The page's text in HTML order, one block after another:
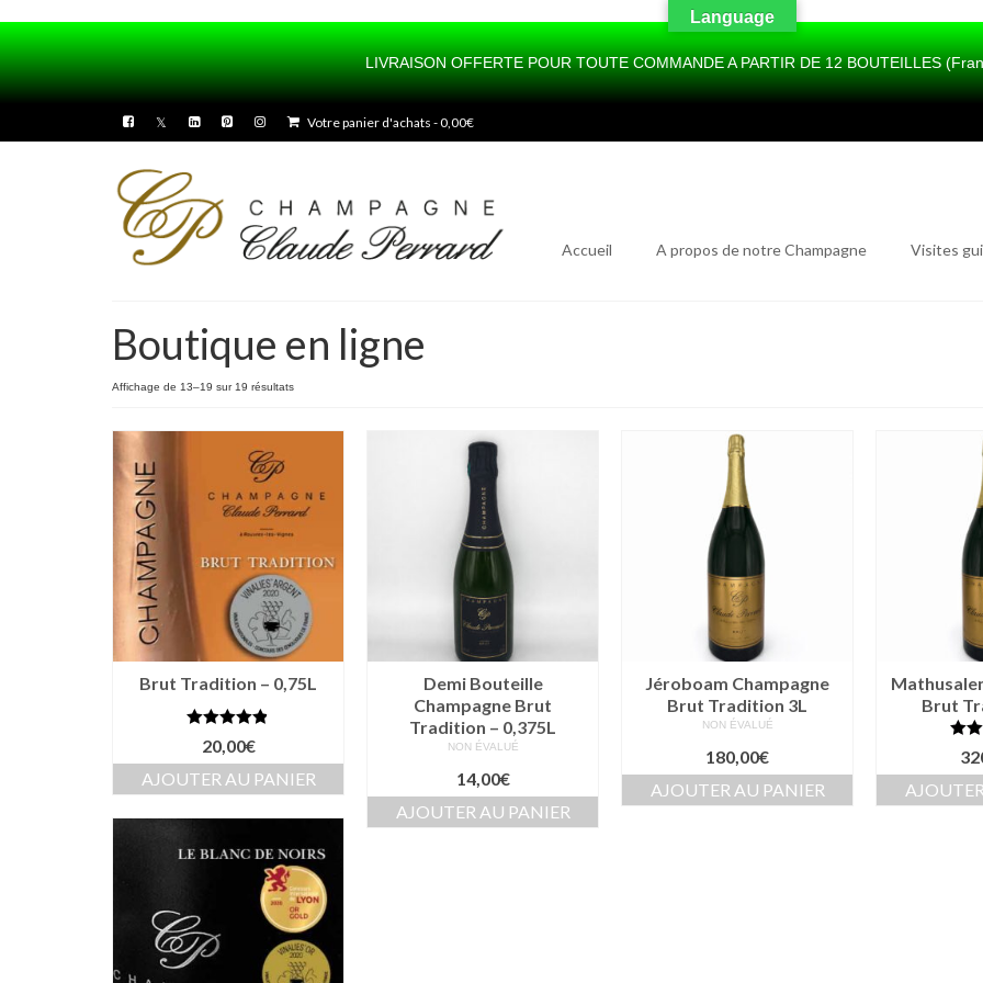
LIVRAISON OFFERTE POUR TOUTE COMMANDE A PARTIR DE 12 BOUTEILLES
UA-100436175-1
Votre panier d'achats -0,00€
Accueil A propos de notre Champagne Visites
Boutique en ligne
Affichage de 13–19 sur 19 résultats
Brut Tradition – 0,75L
Note4.81
sur 5
20,00€
AJOUTER AU PANIER
Demi Bouteille
Champagne Brut
Tradition – 0,375L
NON ÉVALUÉ
14,00€
AJOUTER AU PANIER
Jéroboam Champagne
Brut Tradition 3L
NON ÉVALUÉ
180,00€
AJOUTER AU PANIER
Brut
Language